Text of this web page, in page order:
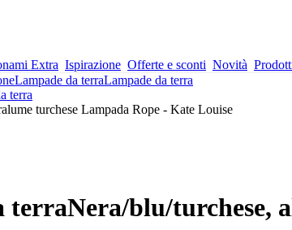
Extra Ispirazione Offerte e sconti Novità
Lampade da terraLampade da terra
terra
terraNera/blu/turchese,